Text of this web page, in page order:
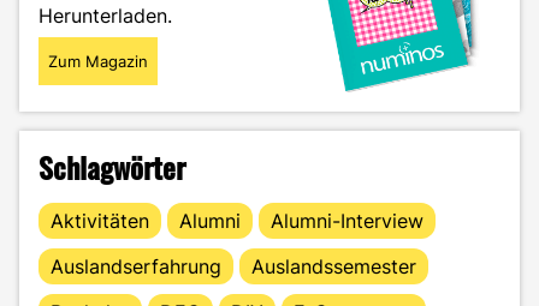
Herunterladen.
Zum Magazin
Schlagwörter
Aktivitäten Alumni
Alumni-Interview
Auslandserfahrung
Auslandssemester